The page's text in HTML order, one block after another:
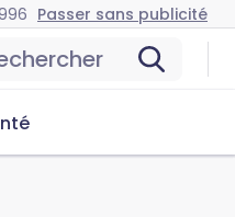
Passer sans publicité